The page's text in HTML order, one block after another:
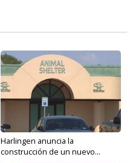
Harlingen anuncia la
construcción de un nuevo...